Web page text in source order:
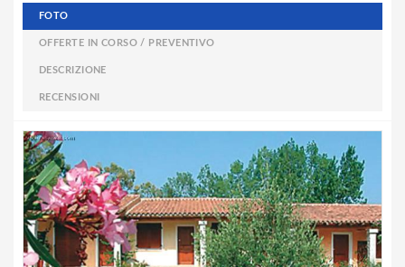
FOTO
OFFERTE IN CORSO / PREVENTIVO
DESCRIZIONE
RECENSIONI